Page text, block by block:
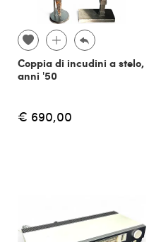
Coppia di incudini a stelo,
anni '50
€ 690,00